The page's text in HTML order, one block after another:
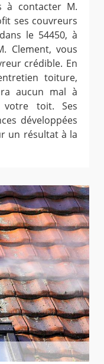
à contacter M.
ses couvreurs
le 54450, à
Clement, vous
crédible. En
toiture,
aucun mal à
votre toit. Ses
développées
un résultat à la